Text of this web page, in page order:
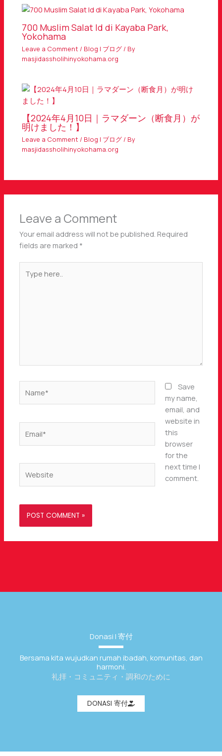
700 Muslim Salat Id di Kayaba Park,
Yokohama
Leave a Comment / Blog | ブログ / By
masjidassholihinyokohama.org
【2024年4月10日｜ラマダーン（断食月）が
明けました！】
Leave a Comment / Blog | ブログ / By
masjidassholihinyokohama.org
Leave a Comment
Your email address will not be published. Required
fields are marked *
here..
Save
my name,
email, and
website in
this
browser
for the
next time I
comment.
Donasi | 寄付
Bersama kita wujudkan rumah ibadah, komunitas, dan
harmoni.
礼拝・コミュニティ・調和のために
DONASI 寄付